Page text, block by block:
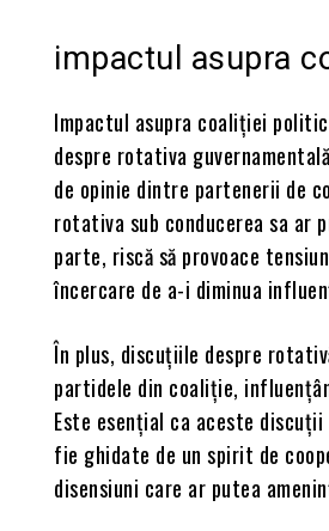
impactul asupra
Impactul asupra coaliției
despre rotativa
de opinie dintre partenerii de
rotativa sub conducerea sa ar
parte, riscă să provoace
încercare de a-i diminua
În plus, discuțiile despre
partidele din coaliție,
Este esențial ca aceste
fie ghidate de un spirit de
disensiuni care ar putea